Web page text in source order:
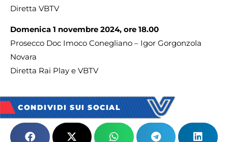
Diretta VBTV
Domenica 1 novembre 2024, ore 18.00
Prosecco Doc Imoco Conegliano – Igor Gorgonzola
Novara
Diretta Rai Play e VBTV
CONDIVIDI SUI SOCIAL